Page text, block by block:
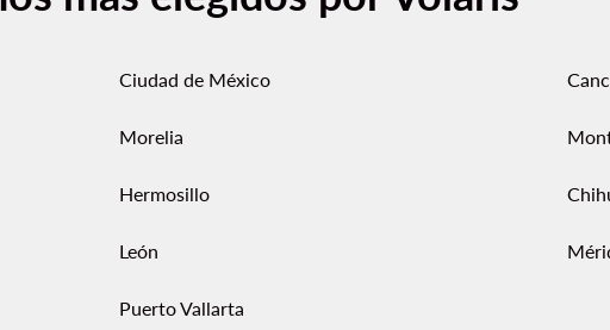
Ciudad de México
Morelia
Hermosillo
León
Puerto Vallarta